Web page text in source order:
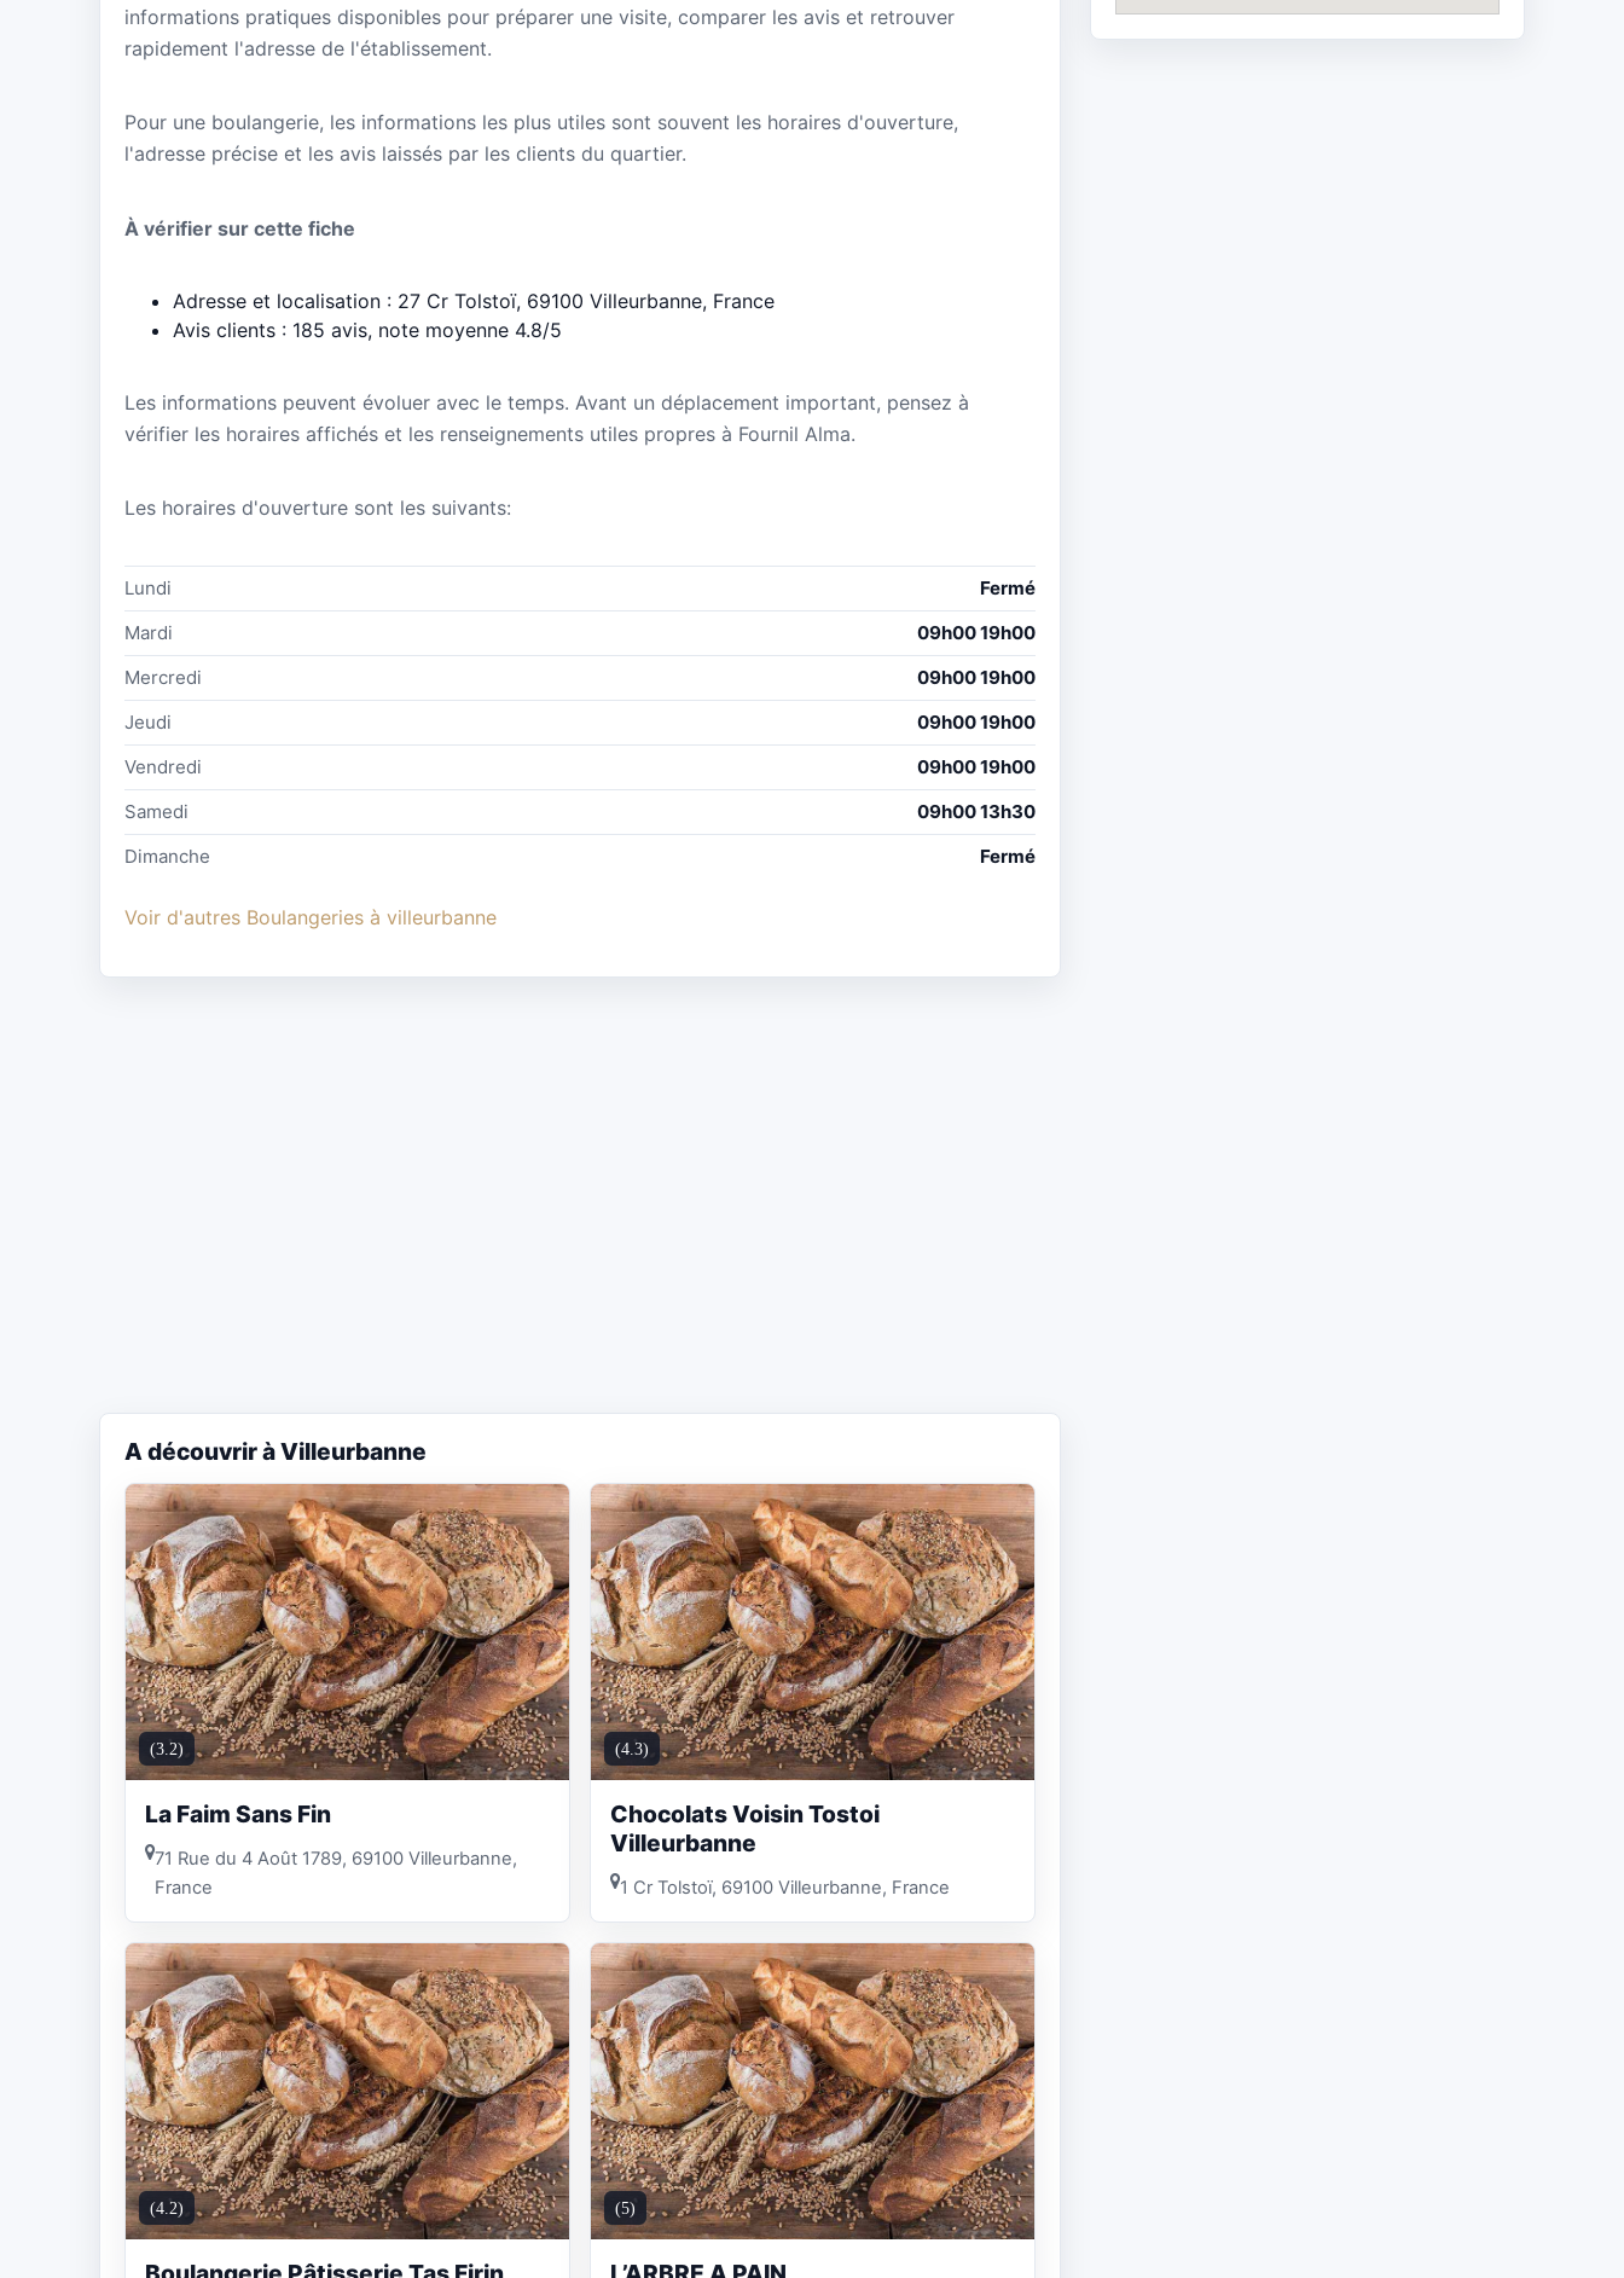
informations pratiques disponibles pour préparer une visite, comparer les avis et retrouver
rapidement l'adresse de l'établissement.
Pour une boulangerie, les informations les plus utiles sont souvent les horaires d'ouverture,
l'adresse précise et les avis laissés par les clients du quartier.
À vérifier sur cette fiche
Adresse et localisation : 27 Cr Tolstoï, 69100 Villeurbanne, France
Avis clients : 185 avis, note moyenne 4.8/5
Les informations peuvent évoluer avec le temps. Avant un déplacement important, pensez à
vérifier les horaires affichés et les renseignements utiles propres à Fournil Alma.
Les horaires d'ouverture sont les suivants:
Lundi
Fermé
Mardi
09h00 19h00
Mercredi
09h00 19h00
Jeudi
09h00 19h00
Vendredi
09h00 19h00
Samedi
09h00 13h30
Dimanche
Fermé
Voir d'autres Boulangeries à villeurbanne
A découvrir à Villeurbanne
(3.2)
La Faim Sans Fin
71 Rue du 4 Août 1789, 69100 Villeurbanne,
France
(4.3)
Chocolats Voisin Tostoi
Villeurbanne
1 Cr Tolstoï, 69100 Villeurbanne, France
(4.2) (5)